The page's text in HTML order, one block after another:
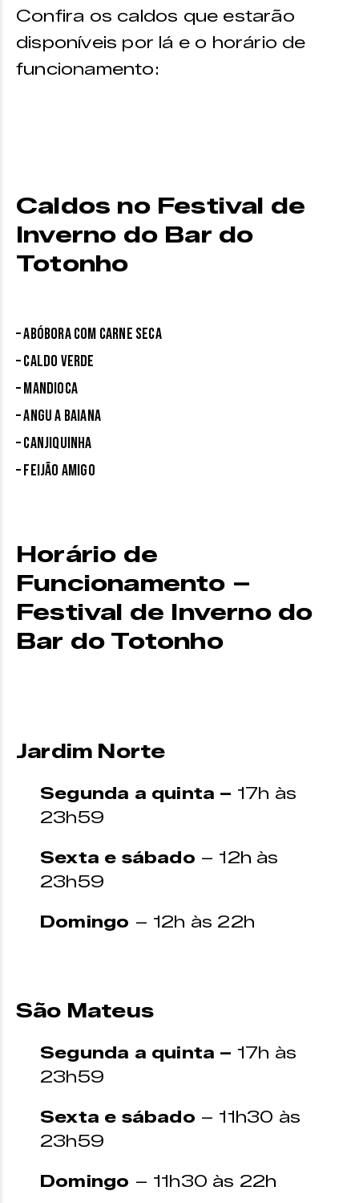
Confira os caldos que estarão
disponíveis por lá e o horário de
funcionamento:
Caldos no Festival de
Inverno do Bar do
Totonho
– Abóbora com carne seca
– Caldo verde
– Mandioca
– Angu a baiana
– Canjiquinha
– Feijão amigo
Horário de
Funcionamento –
Festival de Inverno do
Bar do Totonho
Jardim Norte
Segunda a quinta – 17h às
23h59
Sexta e sábado – 12h às
23h59
Domingo – 12h às 22h
São Mateus
Segunda a quinta – 17h às
23h59
Sexta e sábado – 11h30 às
23h59
Domingo – 11h30 às 22h